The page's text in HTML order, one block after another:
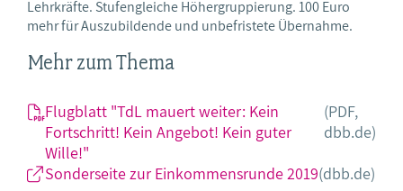
Lehrkräfte. Stufengleiche Höhergruppierung. 100 Euro
mehr für Auszubildende und unbefristete Übernahme.
Mehr zum Thema
Flugblatt "TdL mauert weiter: Kein
Fortschritt! Kein Angebot! Kein guter
Wille!"
(PDF,
dbb.de)
Sonderseite zur Einkommensrunde 2019(dbb.de)